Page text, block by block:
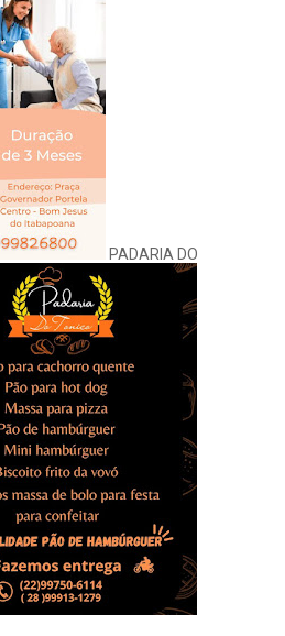
PADARIA DO